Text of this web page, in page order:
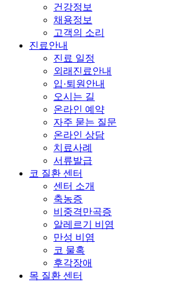
건강정보
채용정보
고객의 소리
진료안내
진료 일정
외래진료안내
입·퇴원안내
오시는 길
온라인 예약
자주 묻는 질문
온라인 상담
치료사례
서류발급
코 질환 센터
센터 소개
축농증
비중격만곡증
알레르기 비염
만성 비염
코 물혹
후각장애
목 질환 센터